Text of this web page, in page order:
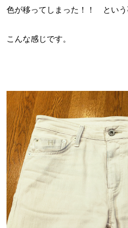
色が移ってしまった！！ という
こんな感じです。